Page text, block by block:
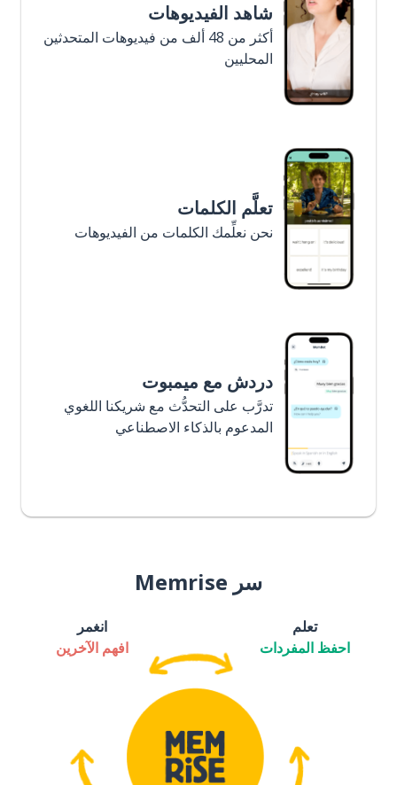
شاهد الفيديوهات
أكثر من 48 ألف من فيديوهات المتحدثين
المحليين
تعلَّم الكلمات
نحن نعلِّمك الكلمات من الفيديوهات
دردش مع ميمبوت
تدرَّب على التحدُّث مع شريكنا اللغوي
المدعوم بالذكاء الاصطناعي
سر Memrise
تعلم
احفظ المفردات
انغمر
افهم الآخرين